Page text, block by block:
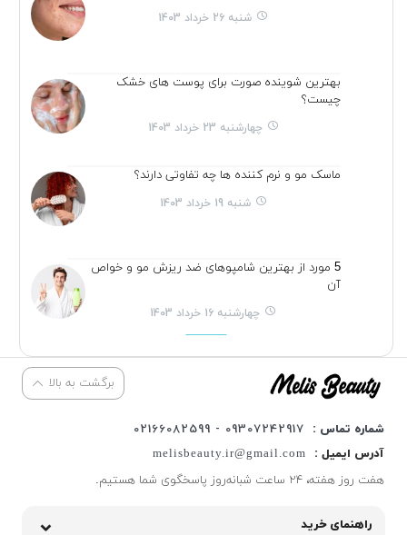
شنبه 26 خرداد 1403
بهترین شوینده صورت برای پوست های خشک
چیست؟
چهارشنبه 23 خرداد 1403
ماسک مو و نرم کننده ها چه تفاوتی دارند؟
شنبه 19 خرداد 1403
5 مورد از بهترین شامپوهای ضد ریزش مو و خواص
آن
چهارشنبه 16 خرداد 1403
برگشت به بالا
شماره تماس :
09307242917 - 02166082599
آدرس ایمیل :
melisbeauty.ir@gmail.com
هفت روز هفته، ۲۴ ساعت شبانه‌روز پاسخگوی شما هستیم.
راهنمای خرید